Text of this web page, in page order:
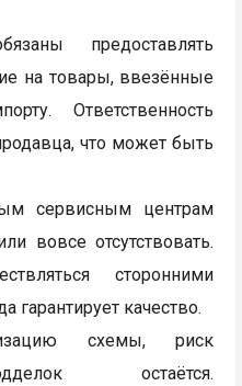
предоставлять
на товары, ввезённые
Ответственность
что может быть
сервисным центрам
вовсе отсутствовать.
сторонними
гарантирует качество.
схемы, риск
остаётся.